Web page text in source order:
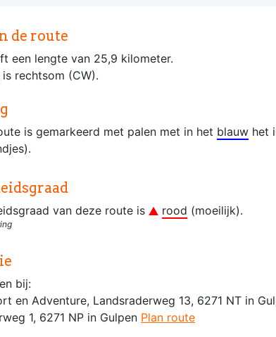
de route
een lengte van 25,9 kilometer.
rechtsom (CW).
is gemarkeerd met palen met in het blauw het
van deze route is rood (moeilijk).
bij:
en Adventure, Landsraderweg 13, 6271 NT in
1, 6271 NP in Gulpen Plan route